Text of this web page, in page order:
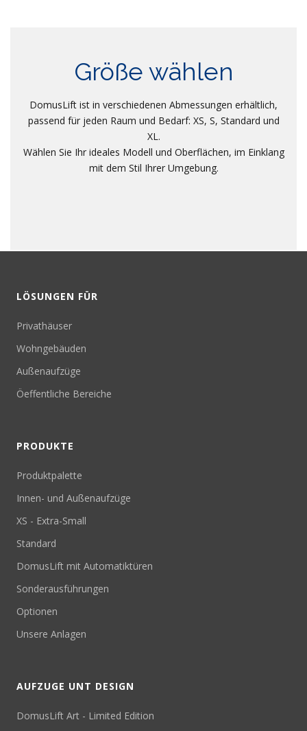
Größe wählen
DomusLift ist in verschiedenen Abmessungen erhältlich,
passend für jeden Raum und Bedarf: XS, S, Standard und
XL.
Wählen Sie Ihr ideales Modell und Oberflächen, im Einklang
mit dem Stil Ihrer Umgebung.
LÖSUNGEN FÜR
Privathäuser
Wohngebäuden
Außenaufzüge
Öeffentliche Bereiche
PRODUKTE
Produktpalette
Innen- und Außenaufzüge
XS - Extra-Small
Standard
DomusLift mit Automatiktüren
Sonderausführungen
Optionen
Unsere Anlagen
AUFZUGE UNT DESIGN
DomusLift Art - Limited Edition